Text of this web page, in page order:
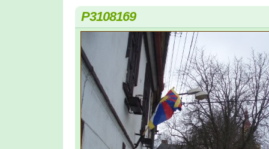
P3108169